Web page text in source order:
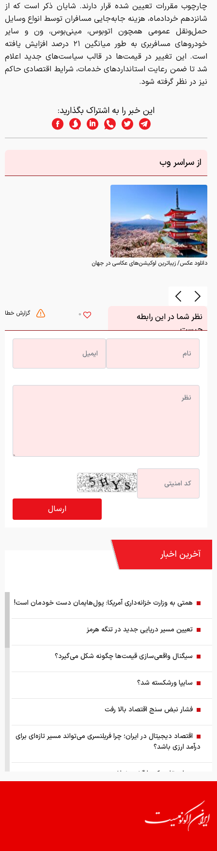
چارچوب مقررات تعیین شده قرار دارند. شایان ذکر است که از
شانزدهم خردادماه، هزینه جابه‌جایی مسافران توسط انواع وسایل
حمل‌ونقل عمومی همچون اتوبوس، مینی‌بوس، ون و سایر
خودروهای مسافربری به طور میانگین ۲۱ درصد افزایش یافته
است. این تغییر در قیمت‌ها در قالب سیاست‌های جدید اعلام
شد تا ضمن رعایت استانداردهای خدمات، شرایط اقتصادی حاکم
نیز در نظر گرفته شود.
این خبر را به اشتراک بگذارید:
از سراسر وب
دانلود عکس/ زیباترین لوکیشن‌های عکاسی در جهان
گزارش خطا 0
نظر شما در این رابطه
چیست
آخرین اخبار
همتی به وزارت خزانه‌داری آمریکا: پول‌هایمان دست خودمان است!
تعیین مسیر دریایی جدید در تنگه هرمز
سیگنال واقعی‌سازی قیمت‌ها چگونه شکل می‌گیرد؟
سایپا ورشکسته شد؟
فشار نبض سنج اقتصاد بالا رفت
اقتصاد دیجیتال در ایران؛ چرا فریلنسری می‌تواند مسیر تازه‌ای برای
درآمد ارزی باشد؟
پرواز عقابی که بازگشت نداشت
چرا تراکنش مصرف خانوارها زیاد شده!